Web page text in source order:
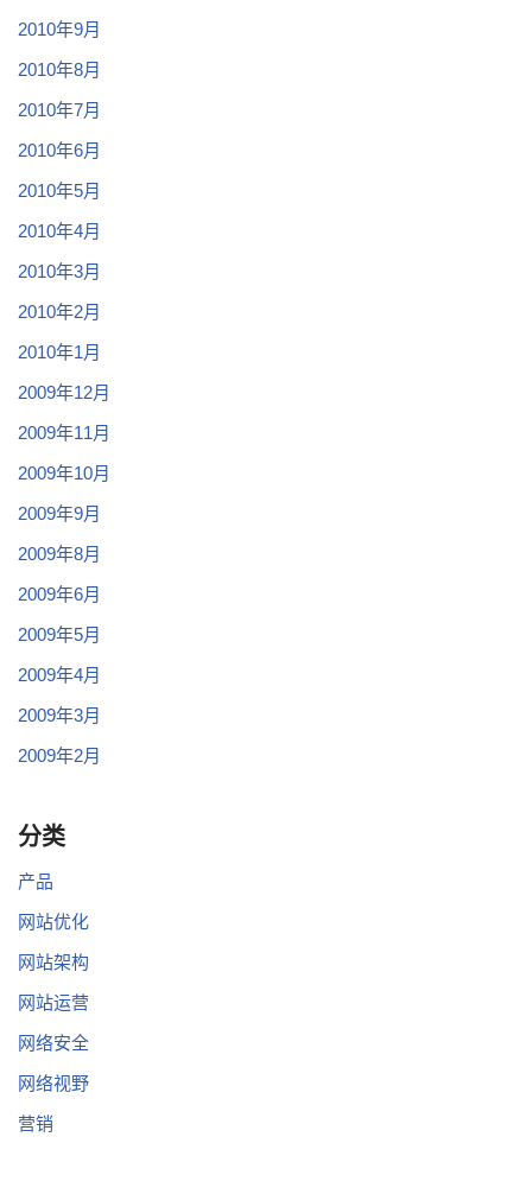
2010年9月
2010年8月
2010年7月
2010年6月
2010年5月
2010年4月
2010年3月
2010年2月
2010年1月
2009年12月
2009年11月
2009年10月
2009年9月
2009年8月
2009年6月
2009年5月
2009年4月
2009年3月
2009年2月
分类
产品
网站优化
网站架构
网站运营
网络安全
网络视野
营销